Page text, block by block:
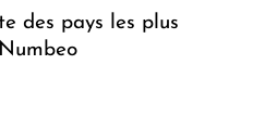
des pays les plus